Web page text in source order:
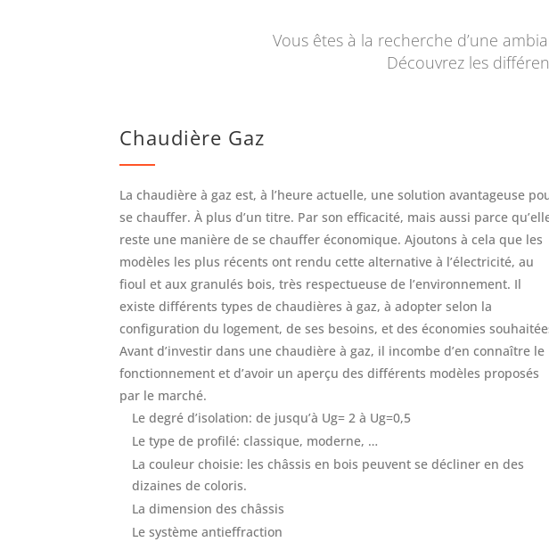
Vous êtes à la recherche d’une
Découvrez les
Chaudière Gaz
La chaudière à gaz est, à l’heure actuelle, une solution avantageuse
se chauffer. À plus d’un titre. Par son efficacité, mais aussi parce
reste une manière de se chauffer économique. Ajoutons à cela que les
modèles les plus récents ont rendu cette alternative à l’électricité, au
fioul et aux granulés bois, très respectueuse de l’environnement. Il
existe différents types de chaudières à gaz, à adopter selon la
configuration du logement, de ses besoins, et des économies
Avant d’investir dans une chaudière à gaz, il incombe d’en connaître le
fonctionnement et d’avoir un aperçu des différents modèles proposés
par le marché.
Le degré d’isolation: de jusqu’à Ug= 2 à Ug=0,5
Le type de profilé: classique, moderne, …
La couleur choisie: les châssis en bois peuvent se décliner en des
dizaines de coloris.
La dimension des châssis
Le système antieffraction